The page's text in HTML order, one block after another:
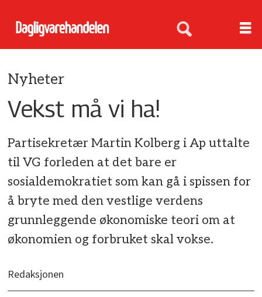
Nyheter
Vekst må vi ha!
Partisekretær Martin Kolberg i Ap uttalte
til VG forleden at det bare er
sosialdemokratiet som kan gå i spissen for
å bryte med den vestlige verdens
grunnleggende økonomiske teori om at
økonomien og forbruket skal vokse.
Redaksjonen